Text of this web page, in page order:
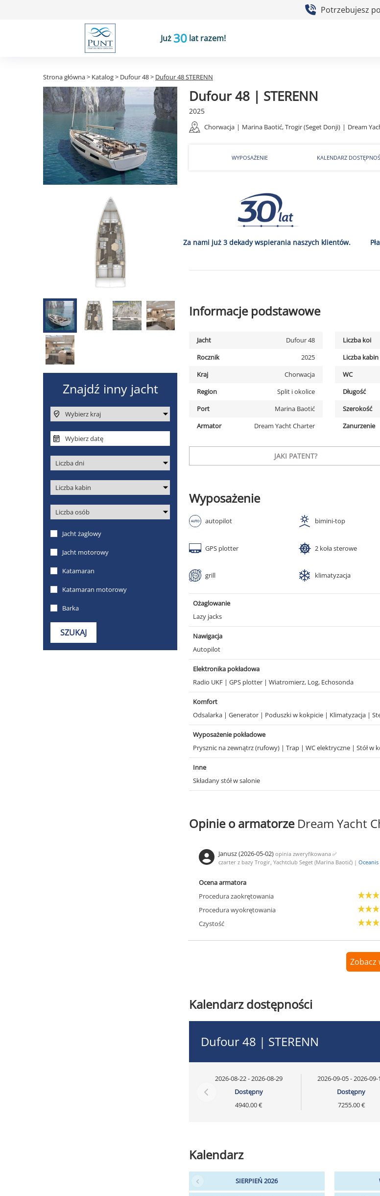
Potrzebujesz
Już 30 lat razem!
Strona główna> Katalog> Dufour 48> Dufour 48 STERENN
Dufour 48 | STERENN
2025
Chorwacja | Marina Baotić, Trogir (Seget Donji) | Dream
WYPOSAŻENIE KALENDARZ
Za nami już 3 dekady wspierania naszych klientów.
Informacje podstawowe
Jacht
Dufour 48
Rocznik
2025
Kraj
Chorwacja
Region
Split i okolice
Port
Marina Baotić
Armator
Dream Yacht Charter
Liczba koi
Liczba kabin
WC
Długość
Szerokość
Zanurzenie
JAKI PATENT?
Wyposażenie
autopilot bimini-top
GPS plotter 2 koła sterowe
grill klimatyzacja
Ożaglowanie
Lazy jacks
Nawigacja
Autopilot
Elektronika pokładowa
Radio UKF | GPS plotter | Wiatromierz, Log, Echosonda
Komfort
Odsalarka | Generator | Poduszki w kokpicie | Klimatyzacja |
Wyposażenie pokładowe
Prysznic na zewnątrz (rufowy) | Trap | WC elektryczne | Stół w
Inne
Składany stół w salonie
Opinie o armatorze Dream Yacht
Janusz (2026-05-02) opinia zweryfikowana ✅
czarter z bazy Trogir, Yachtclub Seget (Marina Baotić) | Oceanis
Ocena armatora
Procedura zaokrętowania
Procedura wyokrętowania
Czystość
Zobacz
Kalendarz dostępności
Dufour 48 | STERENN
2026-08-22 - 2026-08-29
Dostępny
4940.00 €
2026-09-05 - 2026-09-
Dostępny
7255.00 €
Kalendarz
SIERPIEŃ 2026